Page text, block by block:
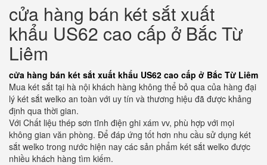
cửa hàng bán két sắt xuất
khẩu US62 cao cấp ở Bắc Từ
Liêm
cửa hàng bán két sắt xuất khẩu US62 cao cấp ở Bắc Từ Liêm
Mua két sắt tại hà nội khách hàng không thể bỏ qua của hàng đại
lý két sắt welko an toàn với uy tín và thương hiệu đã được khảng
định qua thời gian.
Với Chất liệu thép sơn tĩnh điện ghi xám vv, phù hợp với mọi
không gian văn phòng. Để đáp ứng tốt hơn nhu cầu sử dụng két
sắt welko trong nước hiện nay các sản phẩm két sắt welko được
nhiều khách hàng tìm kiếm.